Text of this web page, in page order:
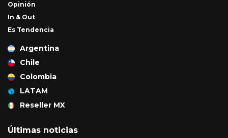
Opinión
In & Out
Es Tendencia
Argentina
Chile
Colombia
LATAM
Reseller MX
Últimas noticias